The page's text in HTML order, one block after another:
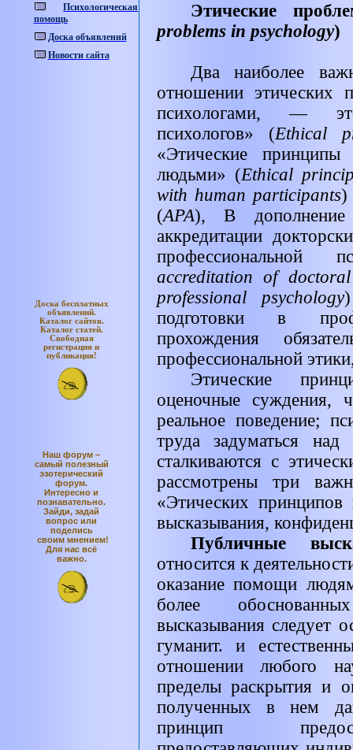
Психологическая
помощь
Доска объявлений
Новости сайта
Доска бесплатных
объявлений.
Каталог сайтов.
Каталог статей.
Свободная
регистрация и
публикация!
Наш форум –
самый полезный
эзотерический
форум.
Интересно и
познавательно.
Зайди, задай
вопрос или
поделись
своим мнением!
Для нас всё
важно.
Этические
problems in psychology)
Два наиболее
отношении этических
психологами, —
психологов» (Ethical
«Этические принципы
людьми» (Ethical
with human participants)
(АРА),В
аккредитации
профессиональной
accreditation of
professional psychology)
подготовки в
прохождения
профессиональной
Этические
оценочные суждения,
реальное поведение;
труда задуматься
сталкиваются с
рассмотрены три
«Этических принципов
высказывания,
Публичные
относится к
оказание помощи
более
высказывания следует
гуманит. и
отношении любого
пределы раскрытия и
полученных в нем
принцип